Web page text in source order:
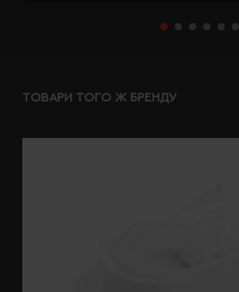
ТОВАРИ ТОГО Ж БРЕНДУ